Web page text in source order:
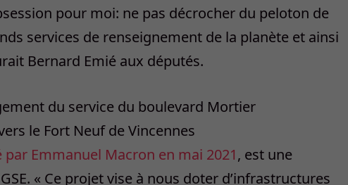
pour moi: ne pas décrocher du peloton de
services de renseignement de la planète et ainsi
Bernard Emié aux députés.
du service du boulevard Mortier
le Fort Neuf de Vincennes
par Emmanuel Macron en mai 2021, est une
« Ce projet vise à nous doter d’infrastructures